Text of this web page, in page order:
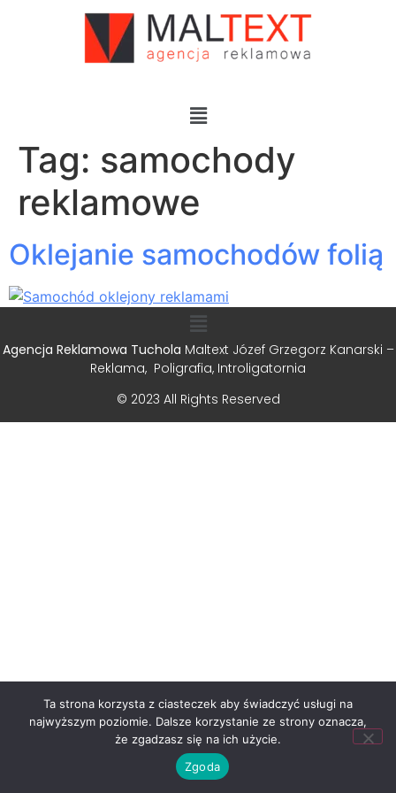
Tag: samochody
reklamowe
Oklejanie samochodów folią
Agencja Reklamowa Tuchola Maltext Józef Grzegorz Kanarski –
Reklama, Poligrafia, Introligatornia
© 2023 All Rights Reserved
Ta strona korzysta z ciasteczek aby świadczyć usługi na
najwyższym poziomie. Dalsze korzystanie ze strony oznacza,
że zgadzasz się na ich użycie.
Zgoda